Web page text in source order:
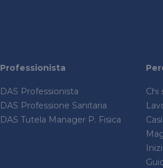
Professionista
DAS Professionista
DAS Professione Sanitaria
DAS Tutela Manager P. Fisica
Chi